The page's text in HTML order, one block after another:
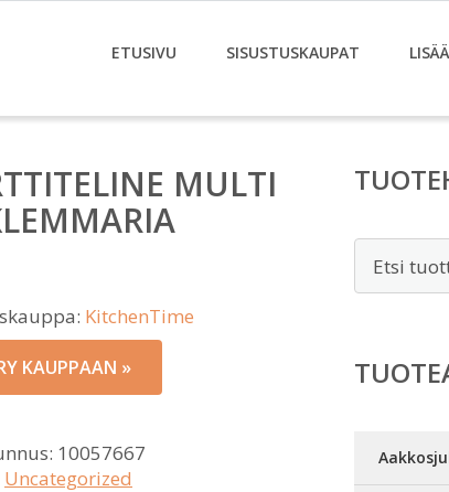
ETUSIVU SISUSTUSKAUPAT
MULTI
KitchenTime
KAUPPAAN »
10057667
Uncategorized